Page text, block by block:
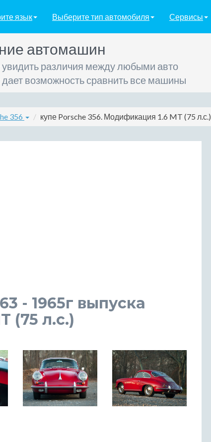
язык Выберите тип автомобиля Сервисы
автомашин
различия между любыми авто
возможность сравнить все машины
356 купе Porsche 356. Модификация 1.6 MT (75 л.с.)
- 1965г выпуска
(75 л.с.)